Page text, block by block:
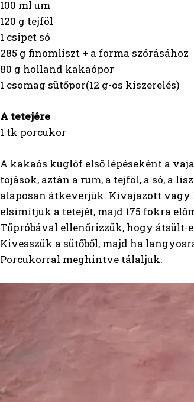
100 ml um
120 g tejföl
1 csipet só
285 g finomliszt + a forma szórásához
80 g holland kakaópor
1 csomag sütőpor(12 g-os kiszerelés)
A tetejére
1 tk porcukor
A kakaós kuglóf első lépéseként a
tojások, aztán a rum, a tejföl, a só, a
alaposan átkeverjük. Kivajazott
elsimítjuk a tetejét, majd 175 fokra
Tűpróbával ellenőrizzük, hogy átsült-
Kivesszük a sütőből, majd ha
Porcukorral meghintve tálaljuk.